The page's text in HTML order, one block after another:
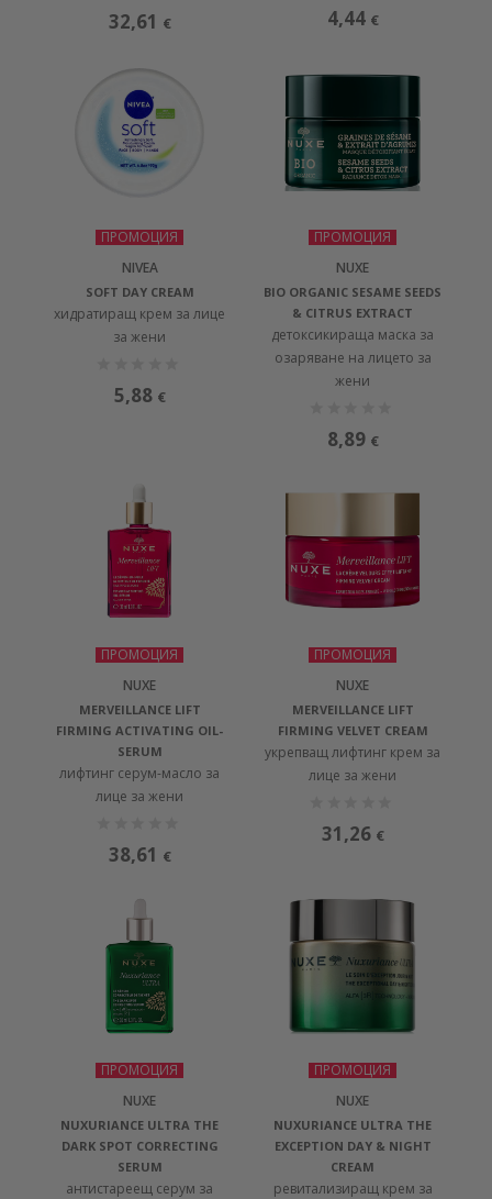
32,61 € 4,44 €
ПРОМОЦИЯ
NIVEA
SOFT DAY CREAM
хидратиращ крем за лице
за жени
5,88 €
ПРОМОЦИЯ
NUXE
BIO ORGANIC SESAME SEEDS
& CITRUS EXTRACT
детоксикираща маска за
озаряване на лицето за
жени
8,89 €
ПРОМОЦИЯ
NUXE
MERVEILLANCE LIFT
FIRMING ACTIVATING OIL-
SERUM
лифтинг серум-масло за
лице за жени
38,61 €
ПРОМОЦИЯ
NUXE
MERVEILLANCE LIFT
FIRMING VELVET CREAM
укрепващ лифтинг крем за
лице за жени
31,26 €
ПРОМОЦИЯ
NUXE
NUXURIANCE ULTRA THE
DARK SPOT CORRECTING
SERUM
антистареещ серум за
ПРОМОЦИЯ
NUXE
NUXURIANCE ULTRA THE
EXCEPTION DAY & NIGHT
CREAM
ревитализиращ крем за